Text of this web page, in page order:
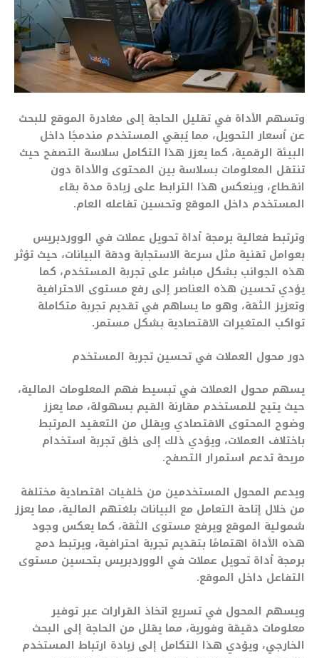
وتسهم الأداة في تقليل الحاجة إلى مغادرة الموقع للبحث
عن أسعار التحويل، مما يُبقي المستخدم مندمجًا داخل
البيئة الرقمية، كما يعزز هذا التكامل سلاسة التصفح حيث
تنتقل المعلومات بسلاسة بين المحتوى والأداة دون
انقطاع، وينعكس هذا الترابط على زيادة مدة بقاء
المستخدم داخل الموقع وتحسين تفاعله العام.
وترتبط فعالية برمجة أداة تحويل عملات في الووردبريس
بعوامل تقنية مثل سرعة الاستجابة ودقة البيانات، حيث تؤثر
هذه الجوانب بشكل مباشر على تجربة المستخدم، كما
يؤدي تحسين هذه العناصر إلى رفع مستوى الاحترافية
وتعزيز الثقة، وهو ما يساهم في تقديم تجربة متكاملة
تواكب المتغيرات الاقتصادية بشكل مستمر.
دور محول العملات في تحسين تجربة المستخدم
يسهم محول العملات في تبسيط فهم المعلومات المالية،
حيث يتيح للمستخدم مقارنة القيم بسهولة، مما يعزز
وضوح المحتوى الاقتصادي ويقلل من التعقيد المرتبط
باختلاف العملات، ويؤدي ذلك إلى خلق تجربة استخدام
مريحة تدعم استمرار التصفح.
ويدعم المحول المستخدمين من خلفيات اقتصادية مختلفة
من خلال إتاحة التعامل مع البيانات بلغتهم المالية، مما يعزز
شمولية الموقع ويرفع مستوى الثقة، كما يعكس وجود
هذه الأداة اهتمامًا بتقديم تجربة احترافية، ويرتبط دمج
برمجة أداة تحويل عملات في الووردبريس بتحسين مستوى
التفاعل داخل الموقع.
ويسهم المحول في تسريع اتخاذ القرارات عبر توفير
معلومات دقيقة وفورية، مما يقلل من الحاجة إلى البحث
الخارجي، ويؤدي هذا التكامل إلى زيادة ارتباط المستخدم